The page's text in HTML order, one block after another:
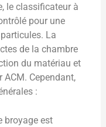
le classificateur à
pour une
La
de la chambre
du matériau et
Cependant,
:
broyage est